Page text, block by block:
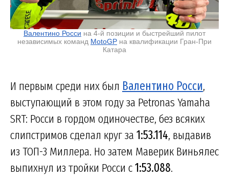
Валентино Росси на 4-й позиции и быстрейший пилот
независимых команд MotoGP на квалификации Гран-При
Катара
И первым среди них был Валентино Росси,
выступающий в этом году за Petronas Yamaha
SRT: Росси в гордом одиночестве, без всяких
слипстримов сделал круг за 1:53.114, выдавив
из ТОП-3 Миллера. Но затем Маверик Виньялес
выпихнул из тройки Росси с1:53.088.